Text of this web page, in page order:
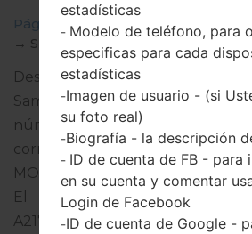
Página principal → Galaxy A21s
→ SM-
Descargue la última
Samsung Galaxy A21s, pero no
número de modelo de su
corresponde al número de
MODEL%. El código del
El producto viene con
A217MUBU5BUA3 y
estadísticas
- Modelo de teléfono, para
especificas para cada
estadísticas
-Imagen de usuario - (si
su foto real)
-Biografía - la descripción
- ID de cuenta de FB - para
en su cuenta y comentar
Login de Facebook
-ID de cuenta de Google -